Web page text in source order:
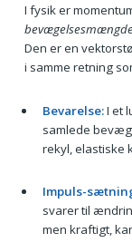
I fysik er
Den er en
i samme retning
Bevarelse:I et
samlede
rekyl, elastiske
Impuls-
svarer til
men kraftigt,